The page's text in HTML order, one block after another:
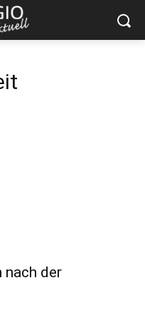
nach der